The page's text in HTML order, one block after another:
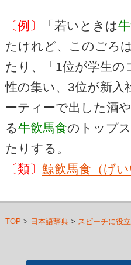
〔例〕 「若いときは
たけれど、このごろ
たり、「1位が学生の
性の集い、3位が新入
ーティーで出した酒
る牛飲馬食のトップ
たりする。
〔類〕 鯨飲馬食（げ
TOP > 日本語辞典> スピーチに役